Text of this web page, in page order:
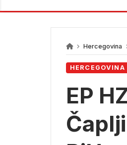
Hercegovina
HERCEGOVINA
EP